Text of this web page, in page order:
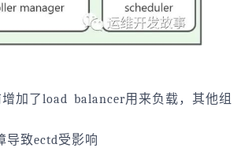
加了load balancer用来负载，其他组
导致ectd受影响